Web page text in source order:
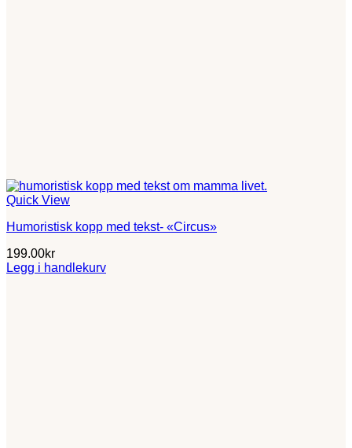
Quick View
Humoristisk kopp med tekst- «Circus»
199.00kr
Legg i handlekurv